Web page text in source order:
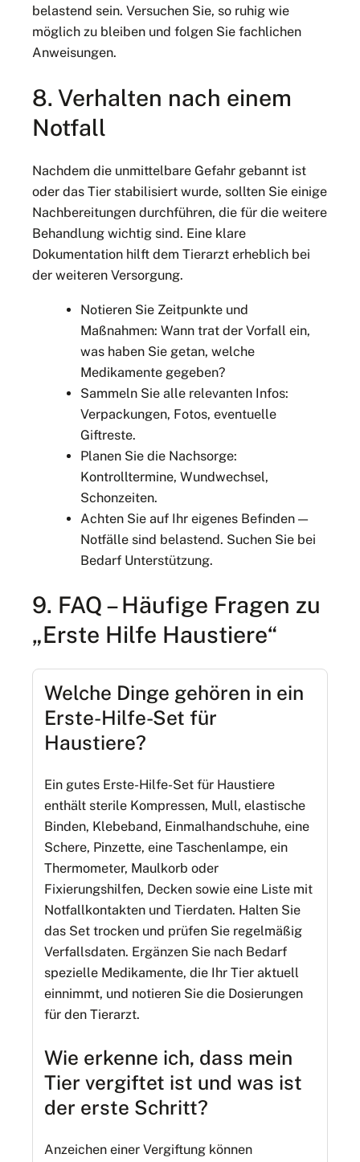
belastend sein. Versuchen Sie, so ruhig wie
möglich zu bleiben und folgen Sie fachlichen
Anweisungen.
8. Verhalten nach einem
Notfall
Nachdem die unmittelbare Gefahr gebannt ist
oder das Tier stabilisiert wurde, sollten Sie einige
Nachbereitungen durchführen, die für die weitere
Behandlung wichtig sind. Eine klare
Dokumentation hilft dem Tierarzt erheblich bei
der weiteren Versorgung.
Notieren Sie Zeitpunkte und
Maßnahmen: Wann trat der Vorfall ein,
was haben Sie getan, welche
Medikamente gegeben?
Sammeln Sie alle relevanten Infos:
Verpackungen, Fotos, eventuelle
Giftreste.
Planen Sie die Nachsorge:
Kontrolltermine, Wundwechsel,
Schonzeiten.
Achten Sie auf Ihr eigenes Befinden —
Notfälle sind belastend. Suchen Sie bei
Bedarf Unterstützung.
9. FAQ – Häufige Fragen zu
„Erste Hilfe Haustiere“
Welche Dinge gehören in ein
Erste-Hilfe-Set für
Haustiere?
Ein gutes Erste-Hilfe-Set für Haustiere
enthält sterile Kompressen, Mull, elastische
Binden, Klebeband, Einmalhandschuhe, eine
Schere, Pinzette, eine Taschenlampe, ein
Thermometer, Maulkorb oder
Fixierungshilfen, Decken sowie eine Liste mit
Notfallkontakten und Tierdaten. Halten Sie
das Set trocken und prüfen Sie regelmäßig
Verfallsdaten. Ergänzen Sie nach Bedarf
spezielle Medikamente, die Ihr Tier aktuell
einnimmt, und notieren Sie die Dosierungen
für den Tierarzt.
Wie erkenne ich, dass mein
Tier vergiftet ist und was ist
der erste Schritt?
Anzeichen einer Vergiftung können